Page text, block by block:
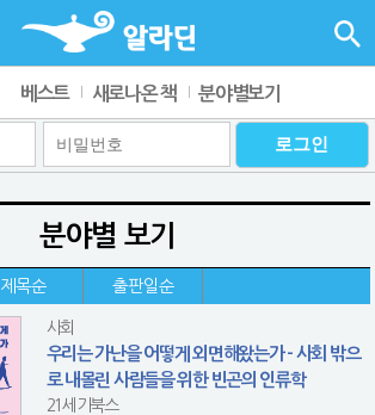
베스트 새로나온 책 분야별보기
분야별 보기
제목순 출판일순
사회
우리는 가난을 어떻게 외면해왔는가 - 사회 밖으
로 내몰린 사람들을 위한 빈곤의 인류학
21세기북스